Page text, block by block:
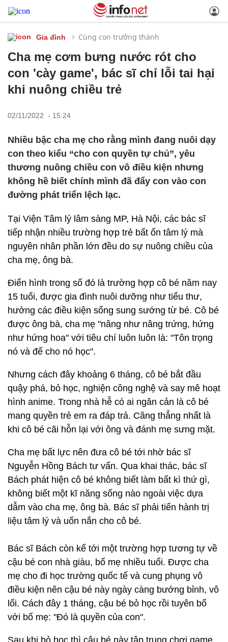
Gia đình Cùng con trưởng thành
Cha mẹ cơm bưng nước rót cho
con 'cày game', bác sĩ chỉ lỗi tai hại
khi nuông chiều trẻ
02/11/2022 - 15:24
Nhiều bậc cha mẹ cho rằng mình đang nuôi dạy
con theo kiểu “cho con quyền tự chủ”, yêu
thương nuông chiều con vô điều kiện nhưng
không hề biết chính mình đã đẩy con vào con
đường phát triển lệch lạc.
Tại Viện Tâm lý lâm sàng MP, Hà Nội, các bác sĩ
tiếp nhận nhiều trường hợp trẻ bất ổn tâm lý mà
nguyên nhân phần lớn đều do sự nuông chiều của
cha mẹ, ông bà.
Điển hình trong số đó là trường hợp cô bé năm nay
15 tuổi, được gia đình nuôi dưỡng như tiểu thư,
hưởng các điều kiện sống sung sướng từ bé. Cô bé
được ông bà, cha mẹ "nâng như nâng trứng, hứng
như hứng hoa" với tiêu chí luôn luôn là: "Tôn trọng
nó và để cho nó học".
Nhưng cách đây khoảng 6 tháng, cô bé bắt đầu
quậy phá, bỏ học, nghiện công nghệ và say mê hoạt
hình anime. Trong nhà hễ có ai ngăn cản là cô bé
mang quyền trẻ em ra đáp trả. Căng thẳng nhất là
khi cô bé cãi hỗn lại với ông và đánh mẹ sưng mặt.
Cha mẹ bất lực nên đưa cô bé tới nhờ bác sĩ
Nguyễn Hồng Bách tư vấn. Qua khai thác, bác sĩ
Bách phát hiện cô bé không biết làm bất kì thứ gì,
không biết một kĩ năng sống nào ngoài việc dựa
dẫm vào cha mẹ, ông bà. Bác sĩ phải tiến hành trị
liệu tâm lý và uốn nắn cho cô bé.
Bác sĩ Bách còn kể tới một trường hợp tương tự về
cậu bé con nhà giàu, bố mẹ nhiều tuổi. Được cha
mẹ cho đi học trường quốc tế và cung phụng vô
điều kiện nên cậu bé này ngày càng bướng bỉnh, vô
lối. Cách đây 1 tháng, cậu bé bỏ học rồi tuyên bố
với bố mẹ: "Đó là quyền của con".
Sau khi bỏ học thì cậu bé này tập trung chơi game